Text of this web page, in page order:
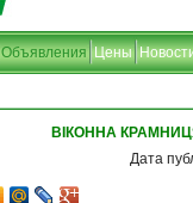
Объявления Цены
ВІКОННА
Дата